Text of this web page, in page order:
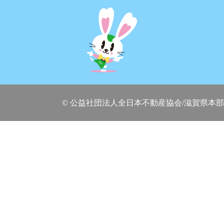
© 公益社団法人全日本不動産協会/滋賀県本部